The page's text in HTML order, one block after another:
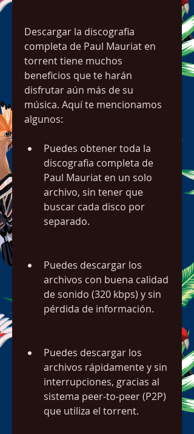
Descargar la discografia
completa de Paul Mauriat en
torrent tiene muchos
beneficios que te harán
disfrutar aún más de su
música. Aquí te mencionamos
algunos:
Puedes obtener toda la
discografia completa de
Paul Mauriat en un solo
archivo, sin tener que
buscar cada disco por
separado.
Puedes descargar los
archivos con buena calidad
de sonido (320 kbps) y sin
pérdida de información.
Puedes descargar los
archivos rápidamente y sin
interrupciones, gracias al
sistema peer-to-peer (P2P)
que utiliza el torrent.